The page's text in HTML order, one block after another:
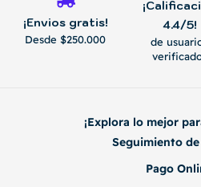
¡Envios gratis!
Desde $250.000
4.4/5!
de
¡Explora lo mejor
Seguimiento
Pago